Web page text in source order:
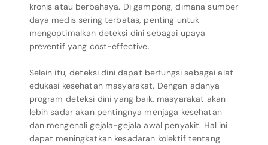
kronis atau berbahaya. Di gampong, dimana sumber
daya medis sering terbatas, penting untuk
mengoptimalkan deteksi dini sebagai upaya
preventif yang cost-effective.
Selain itu, deteksi dini dapat berfungsi sebagai alat
edukasi kesehatan masyarakat. Dengan adanya
program deteksi dini yang baik, masyarakat akan
lebih sadar akan pentingnya menjaga kesehatan
dan mengenali gejala-gejala awal penyakit. Hal ini
dapat meningkatkan kesadaran kolektif tentang